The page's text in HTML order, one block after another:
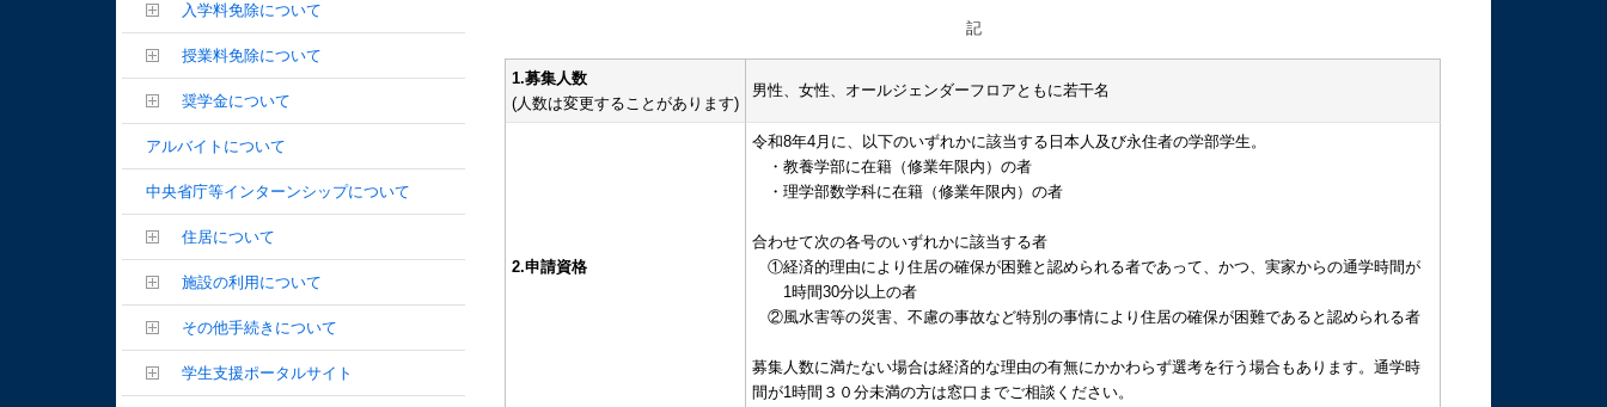
記
1.募集人数
(人数は変更することがあります)
男性、女性、オールジェンダーフロアともに若干名
2.申請資格
令和8年4月に、以下のいずれかに該当する日本人及び永住者の学部学生。
・教養学部に在籍（修業年限内）の者
・理学部数学科に在籍（修業年限内）の者
合わせて次の各号のいずれかに該当する者
①経済的理由により住居の確保が困難と認められる者であって、かつ、実家からの通学時間が
1時間30分以上の者
②風水害等の災害、不慮の事故など特別の事情により住居の確保が困難であると認められる者
募集人数に満たない場合は経済的な理由の有無にかかわらず選考を行う場合もあります。通学時
間が1時間３０分未満の方は窓口までご相談ください。
入学料免除について
授業料免除について
奨学金について
アルバイトについて
中央省庁等インターンシップについて
住居について
施設の利用について
その他手続きについて
学生支援ポータルサイト